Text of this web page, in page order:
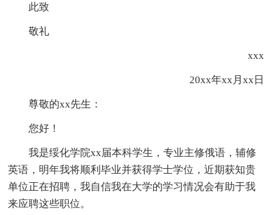
此致
敬礼
xxx
20xx年xx月xx日
尊敬的xx先生：
您好！
我是绥化学院xx届本科学生，专业主修俄语，辅修
英语，明年我将顺利毕业并获得学士学位，近期获知贵
单位正在招聘，我自信我在大学的学习情况会有助于我
来应聘这些职位。